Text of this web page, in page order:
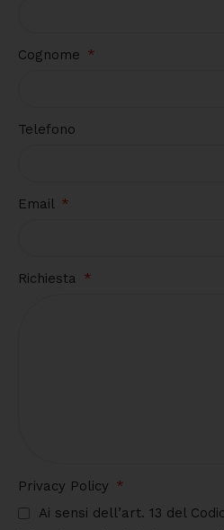
Cognome
Telefono
Email
Richiesta
Privacy Policy
Ai sensi dell’art. 13 del